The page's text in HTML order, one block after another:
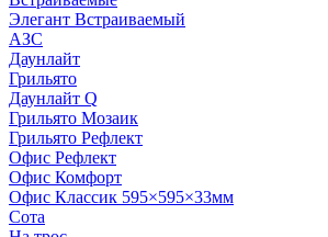
Элегант Встраиваемый
АЗС
Даунлайт
Грильято
Даунлайт Q
Грильято Мозаик
Грильято Рефлект
Офис Рефлект
Офис Комфорт
Офис Классик 595×595×33мм
Сота